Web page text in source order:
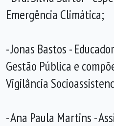
Emergência Climática;
- Jonas Bastos -
Gestão Pública e
Vigilância
- Ana Paula Martins -